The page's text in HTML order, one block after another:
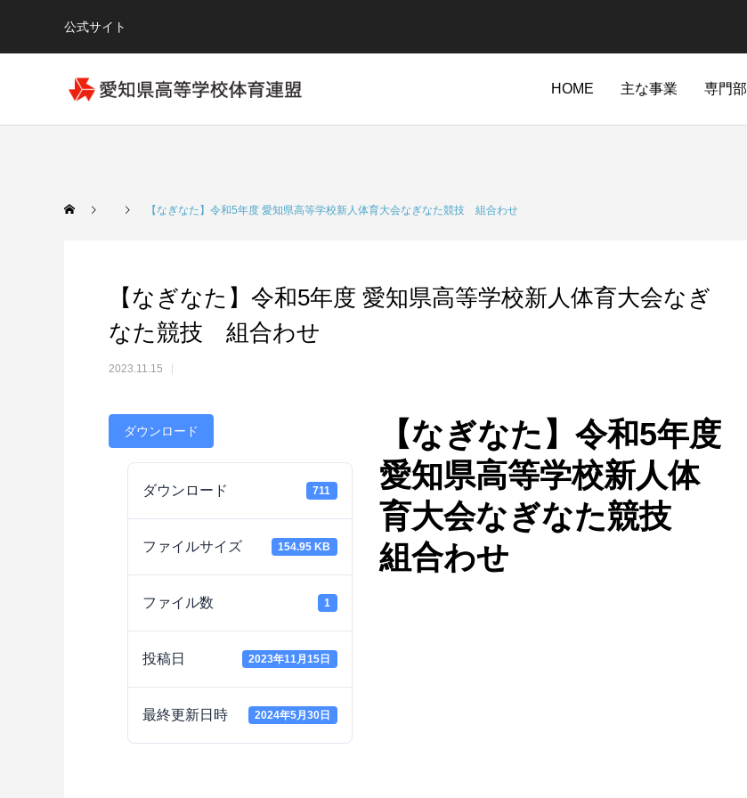
公式サイト
HOME 主な事業 専門部
【なぎなた】令和5年度 愛知県高等学校新人体育大会なぎなた競技 組合わせ
【なぎなた】令和5年度 愛知県高等学校新人体育大会なぎ
なた競技 組合わせ
2023.11.15
ダウンロード
ダウンロード 711
ファイルサイズ 154.95 KB
ファイル数 1
投稿日 2023年11月15日
最終更新日時 2024年5月30日
【なぎなた】令和5年度
愛知県高等学校新人体
育大会なぎなた競技
組合わせ